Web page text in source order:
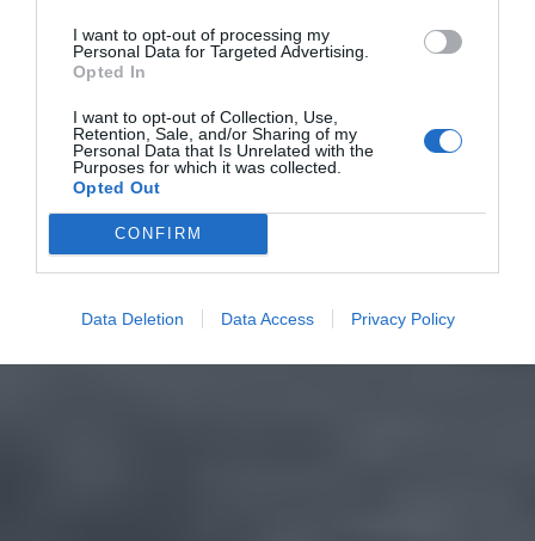
I want to opt-out of processing my
Personal Data for Targeted Advertising.
Opted In
I want to opt-out of Collection, Use,
Retention, Sale, and/or Sharing of my
Personal Data that Is Unrelated with the
Purposes for which it was collected.
Opted Out
CONFIRM
Data Deletion Data Access Privacy Policy